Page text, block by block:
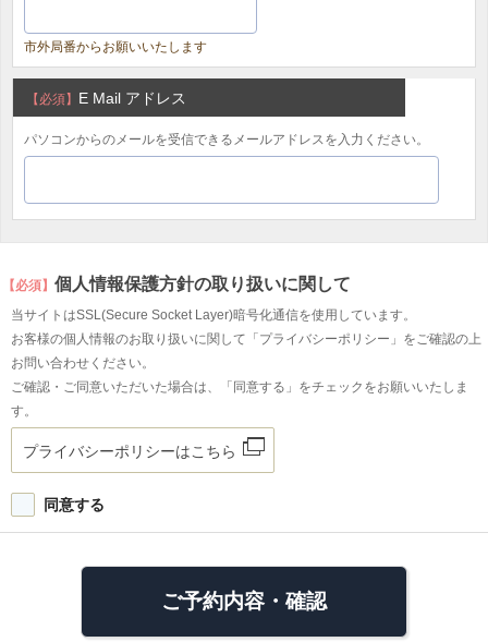
市外局番からお願いいたします
【必須】 E Mail アドレス
パソコンからのメールを受信できるメールアドレスを入力ください。
【必須】 個人情報保護方針の取り扱いに関して
当サイトはSSL(Secure Socket Layer)暗号化通信を使用しています。
お客様の個人情報のお取り扱いに関して「プライバシーポリシー」をご確認の上
お問い合わせください。
ご確認・ご同意いただいた場合は、「同意する」をチェックをお願いいたしま
す。
プライバシーポリシーはこちら
同意する